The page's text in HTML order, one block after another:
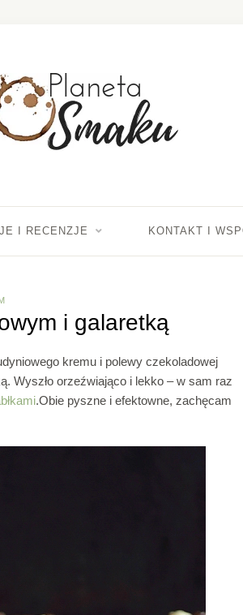
I RECENZJE KONTAKT I
i galaretką
kremu i polewy czekoladowej
Wyszło orzeźwiająco i lekko – w sam raz
.Obie pyszne i efektowne, zachęcam